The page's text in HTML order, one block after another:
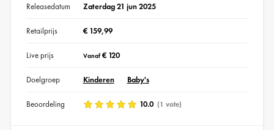
Releasedatum Zaterdag 21 jun 2025
Retailprijs € 159,99
Live prijs Vanaf€ 120
Doelgroep Kinderen Baby's
Beoordeling 10.0 (1 vote)